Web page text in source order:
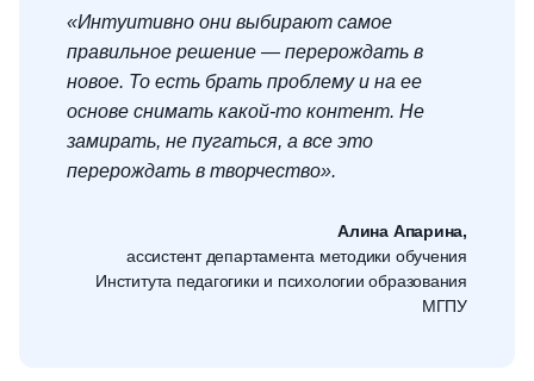
«Интуитивно они выбирают самое
правильное решение — перерождать в
новое. То есть брать проблему и на ее
основе снимать какой-то контент. Не
замирать, не пугаться, а все это
перерождать в творчество».
Алина Апарина,
ассистент департамента методики обучения
Института педагогики и психологии образования
МГПУ